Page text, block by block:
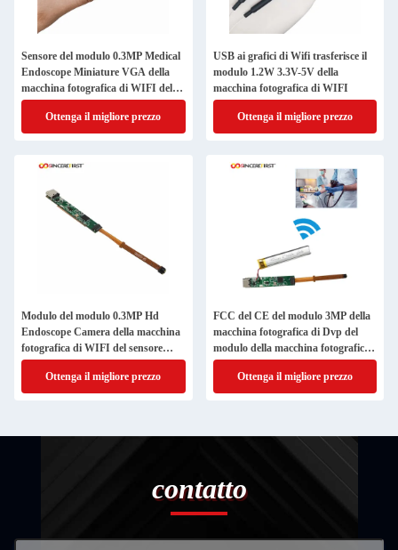
Sensore del modulo 0.3MP Medical
Endoscope Miniature VGA della
macchina fotografica di WIFI del
sensore di VGA
Ottenga il migliore prezzo
USB ai grafici di Wifi trasferisce il
modulo 1.2W 3.3V-5V della
macchina fotografica di WIFI
Ottenga il migliore prezzo
Modulo del modulo 0.3MP Hd
Endoscope Camera della macchina
fotografica di WIFI del sensore
BF20A6
Ottenga il migliore prezzo
FCC del CE del modulo 3MP della
macchina fotografica di Dvp del
modulo della macchina fotografica
di OV3660 ESP32 WIFI
Ottenga il migliore prezzo
contatto